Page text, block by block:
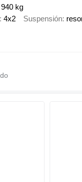
940 kg
4x2 Suspensión